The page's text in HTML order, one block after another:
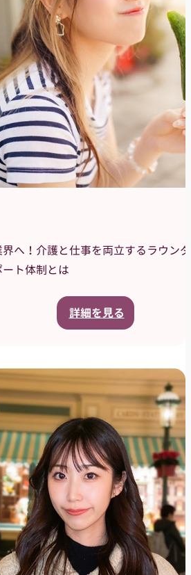
へ！介護と仕事を両立するラウン
ト体制とは
詳細を見る